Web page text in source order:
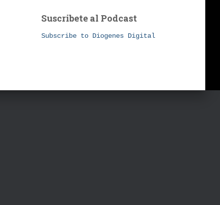
Suscribete al Podcast
Subscribe to Diogenes Digital